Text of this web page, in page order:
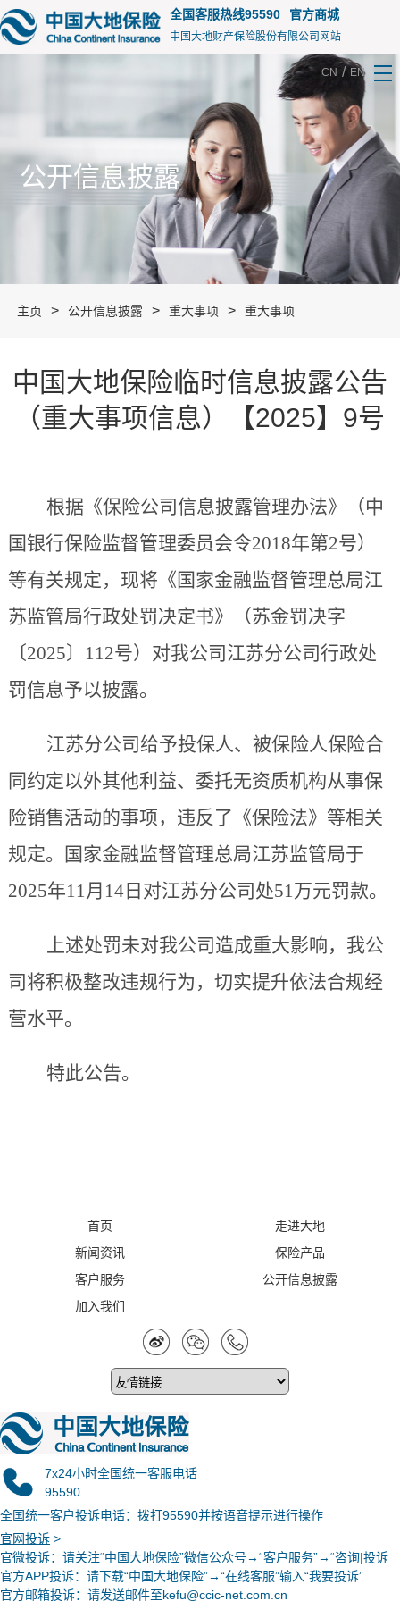
15187 全国客服热线95590 官方商城
中国大地财产保险股份有限公司网站
CN / EN
公开信息披露
主页 > 公开信息披露 > 重大事项 > 重大事项
中国大地保险临时信息披露公告
（重大事项信息）【2025】9号
根据《保险公司信息披露管理办法》（中
国银行保险监督管理委员会令2018年第2号）
等有关规定， 现将 《国家金融监督管理总局江
苏监管局行政处罚决定书》（苏金罚决字
〔2025〕112号）对我公司江苏分公司行政处
罚信息予以披露。
江苏分公司 给予投保人、被保险人保险合
同约定以外其他利益、委托无资质机构从事保
险销售活动的事项，违反了《保险法》等相关
规定。 国家金融监督管理总局江苏监管局于
2025年11月14日对江苏分公司处51万元罚款。
上述处罚未对我公司造成重大影响，我公
司将积极整改违规行为，切实提升依法合规经
营水平。
特此公告。
首页
走进大地
新闻资讯
保险产品
客户服务
公开信息披露
加入我们
7x24小时全国统一客服电话
95590
全国统一客户投诉电话：拨打95590并按语音提示进行操作
官网投诉 >
官微投诉：请关注“中国大地保险”微信公众号→“客户服务”→“咨询|投诉
官方APP投诉：请下载“中国大地保险”→“在线客服”输入“我要投诉”
官方邮箱投诉：请发送邮件至kefu@ccic-net.com.cn